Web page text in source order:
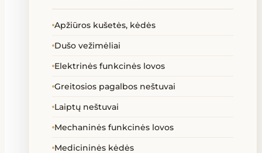
Apžiūros kušetės, kėdės
Dušo vežimėliai
Elektrinės funkcinės lovos
Greitosios pagalbos neštuvai
Laiptų neštuvai
Mechaninės funkcinės lovos
Medicininės kėdės